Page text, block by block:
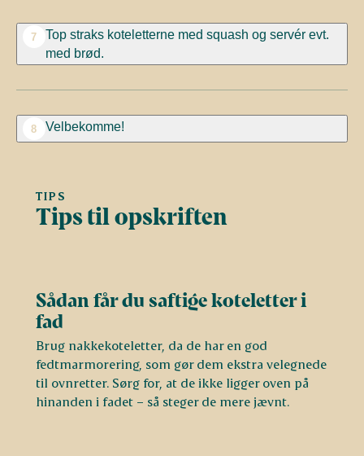
7
Top straks koteletterne med squash og servér evt.
med brød.
8 Velbekomme!
TIPS
Tips til opskriften
Sådan får du saftige koteletter i
fad
Brug nakkekoteletter, da de har en god
fedtmarmorering, som gør dem ekstra velegnede
til ovnretter. Sørg for, at de ikke ligger oven på
hinanden i fadet – så steger de mere jævnt.